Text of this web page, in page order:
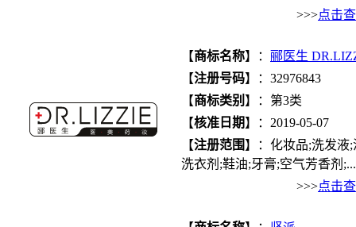
>>>点击
【商标名称】： 郦医生
【注册号码】：32976843
【商标类别 】：第3类
【核准日期】：2019-05-07
【注册范围】：化妆品;洗发液
洗衣剂;鞋油;牙膏;空气芳香剂;...
>>>点击